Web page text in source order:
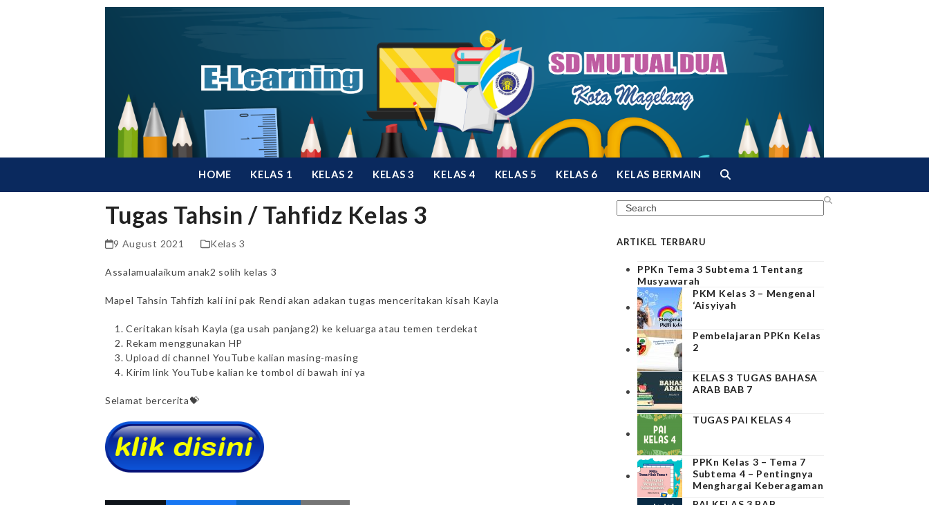
HOME KELAS 1 KELAS 2 KELAS 3 KELAS 4 KELAS 5 KELAS 6 KELAS BERMAIN
Tugas Tahsin / Tahfidz Kelas 3
9 August 2021 Kelas 3
Assalamualaikum anak2 solih kelas 3
Mapel Tahsin Tahfizh kali ini pak Rendi akan adakan tugas menceritakan kisah Kayla
Ceritakan kisah Kayla (ga usah panjang2) ke keluarga atau temen terdekat
Rekam menggunakan HP
Upload di channel YouTube kalian masing-masing
Kirim link YouTube kalian ke tombol di bawah ini ya
Selamat bercerita💝
Search
ARTIKEL TERBARU
PPKn Tema 3 Subtema 1 Tentang
Musyawarah
PKM Kelas 3 – Mengenal
‘Aisyiyah
Pembelajaran PPKn Kelas
2
KELAS 3 TUGAS BAHASA
ARAB BAB 7
TUGAS PAI KELAS 4
PPKn Kelas 3 – Tema 7
Subtema 4 – Pentingnya
Menghargai Keberagaman